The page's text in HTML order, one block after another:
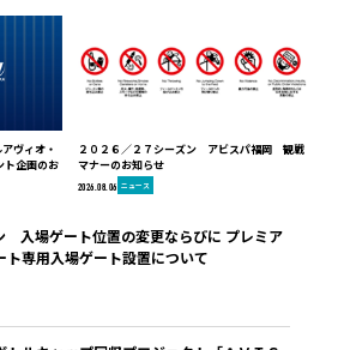
ヴィオ・
ト企画のお
２０２６／２７シーズン アビスパ福岡 観戦
マナーのお知らせ
2026.08.06 ニュース
入場ゲート位置の変更ならびに プレミア
専用入場ゲート設置について